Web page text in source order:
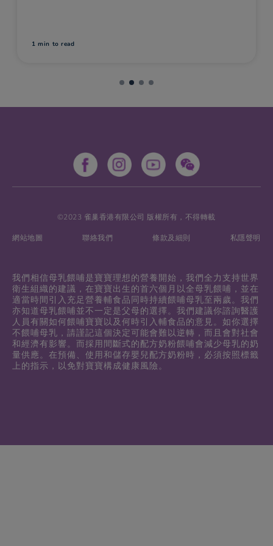
1 min to read
©2023 雀巢香港有限公司 版權所有，不得轉載
網站地圖 聯絡我們 條款及細則 私隱聲明
我們相信母乳餵哺是寶寶理想的營養開始，我們全力支持世界
衛生組織的建議，在寶寶出生的首六個月以全母乳餵哺，並在
適當時間引入充足營養輔食品同時持續餵哺母乳至兩歲。我們
亦知道母乳餵哺並不一定是父母的選擇。我們建議你諮詢醫護
人員有關如何餵哺寶寶以及何時引入輔食品的意見。如你選擇
不餵哺母乳，請謹記這個決定可能會難以逆轉，而且會對社會
和經濟有影響。而採用間斷式的配方奶粉餵哺會減少母乳的奶
量供應。在預備、使用和儲存嬰兒配方奶粉時，必須按照標籤
上的指示，以免對寶寶構成健康風險。